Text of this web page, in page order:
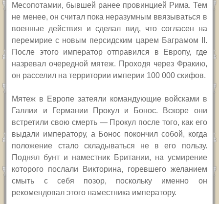
Месопотамии, бывшей ранее провинцией Рима. Тем
не менее, он считал пока неразумным ввязываться в
военные действия и сделал вид, что согласен на
перемирие с новым персидским царем Баграмом
II.
После этого император отправился в Европу, где
назревал очередной мятеж. Проходя через Фракию,
он расселил на территории империи 100 000 скифов.
Мятеж в Европе затеяли командующие войсками в
Галлии и Германии Прокул и Бонос. Вскоре они
встретили свою смерть — Прокул после того, как его
выдали императору, а Бонос покончил собой, когда
положение стало складываться не в его пользу.
Поднял бунт и наместник Британии, на усмирение
которого послали Викторина, горевшего желанием
смыть с себя позор, поскольку именно он
рекомендовал этого наместника императору.